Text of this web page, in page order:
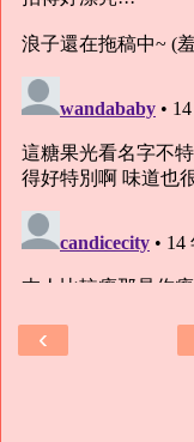
‹